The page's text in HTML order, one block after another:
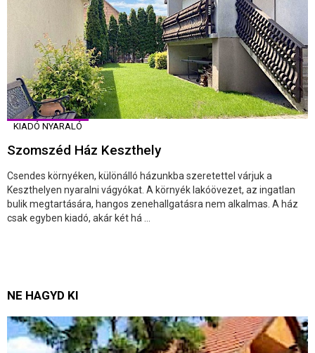
KIADÓ NYARALÓ
Szomszéd Ház Keszthely
Csendes környéken, különálló házunkba szeretettel várjuk a
Keszthelyen nyaralni vágyókat. A környék lakóövezet, az ingatlan
bulik megtartására, hangos zenehallgatásra nem alkalmas. A ház
csak egyben kiadó, akár két há ...
NE HAGYD KI